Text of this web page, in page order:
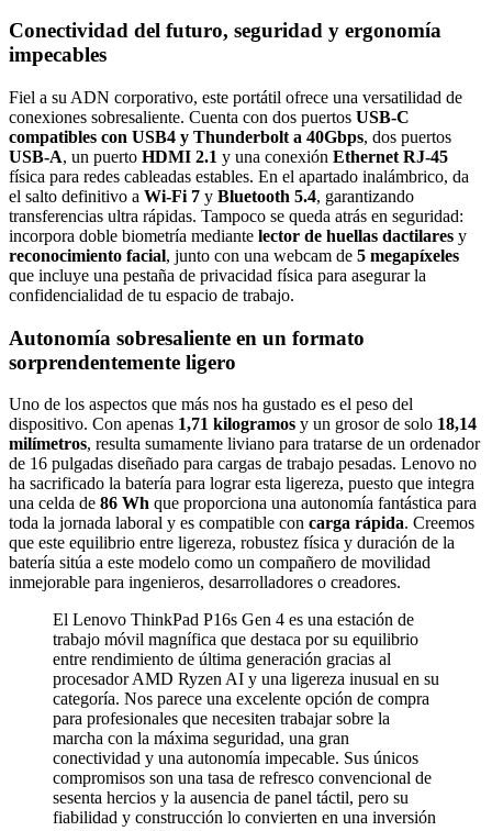
Conectividad del futuro, seguridad y ergonomía
impecables
Fiel a su ADN corporativo, este portátil ofrece una versatilidad de
conexiones sobresaliente. Cuenta con dos puertos USB-C
compatibles con USB4 y Thunderbolt a 40Gbps, dos puertos
USB-A, un puerto HDMI 2.1 y una conexión Ethernet RJ-45
física para redes cableadas estables. En el apartado inalámbrico, da
el salto definitivo a Wi-Fi 7 y Bluetooth 5.4, garantizando
transferencias ultra rápidas. Tampoco se queda atrás en seguridad:
incorpora doble biometría mediante lector de huellas dactilares y
reconocimiento facial, junto con una webcam de 5 megapíxeles
que incluye una pestaña de privacidad física para asegurar la
confidencialidad de tu espacio de trabajo.
Autonomía sobresaliente en un formato
sorprendentemente ligero
Uno de los aspectos que más nos ha gustado es el peso del
dispositivo. Con apenas 1,71 kilogramos y un grosor de solo 18,14
milímetros, resulta sumamente liviano para tratarse de un ordenador
de 16 pulgadas diseñado para cargas de trabajo pesadas. Lenovo no
ha sacrificado la batería para lograr esta ligereza, puesto que integra
una celda de 86 Wh que proporciona una autonomía fantástica para
toda la jornada laboral y es compatible con carga rápida. Creemos
que este equilibrio entre ligereza, robustez física y duración de la
batería sitúa a este modelo como un compañero de movilidad
inmejorable para ingenieros, desarrolladores o creadores.
El Lenovo ThinkPad P16s Gen 4 es una estación de
trabajo móvil magnífica que destaca por su equilibrio
entre rendimiento de última generación gracias al
procesador AMD Ryzen AI y una ligereza inusual en su
categoría. Nos parece una excelente opción de compra
para profesionales que necesiten trabajar sobre la
marcha con la máxima seguridad, una gran
conectividad y una autonomía impecable. Sus únicos
compromisos son una tasa de refresco convencional de
sesenta hercios y la ausencia de panel táctil, pero su
fiabilidad y construcción lo convierten en una inversión